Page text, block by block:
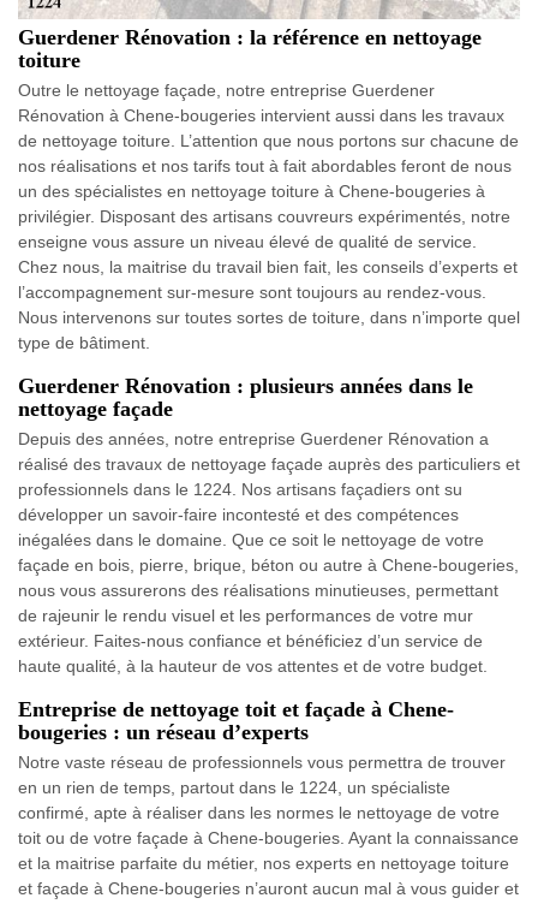
Guerdener Rénovation : la référence en nettoyage
toiture
Outre le nettoyage façade, notre entreprise Guerdener
Rénovation à Chene-bougeries intervient aussi dans les travaux
de nettoyage toiture. L’attention que nous portons sur chacune de
nos réalisations et nos tarifs tout à fait abordables feront de nous
un des spécialistes en nettoyage toiture à Chene-bougeries à
privilégier. Disposant des artisans couvreurs expérimentés, notre
enseigne vous assure un niveau élevé de qualité de service.
Chez nous, la maitrise du travail bien fait, les conseils d’experts et
l’accompagnement sur-mesure sont toujours au rendez-vous.
Nous intervenons sur toutes sortes de toiture, dans n’importe quel
type de bâtiment.
Guerdener Rénovation : plusieurs années dans le
nettoyage façade
Depuis des années, notre entreprise Guerdener Rénovation a
réalisé des travaux de nettoyage façade auprès des particuliers et
professionnels dans le 1224. Nos artisans façadiers ont su
développer un savoir-faire incontesté et des compétences
inégalées dans le domaine. Que ce soit le nettoyage de votre
façade en bois, pierre, brique, béton ou autre à Chene-bougeries,
nous vous assurerons des réalisations minutieuses, permettant
de rajeunir le rendu visuel et les performances de votre mur
extérieur. Faites-nous confiance et bénéficiez d’un service de
haute qualité, à la hauteur de vos attentes et de votre budget.
Entreprise de nettoyage toit et façade à Chene-
bougeries : un réseau d’experts
Notre vaste réseau de professionnels vous permettra de trouver
en un rien de temps, partout dans le 1224, un spécialiste
confirmé, apte à réaliser dans les normes le nettoyage de votre
toit ou de votre façade à Chene-bougeries. Ayant la connaissance
et la maitrise parfaite du métier, nos experts en nettoyage toiture
et façade à Chene-bougeries n’auront aucun mal à vous guider et